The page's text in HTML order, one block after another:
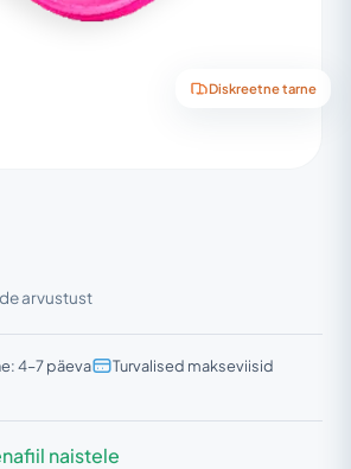
Diskreetne tarne
arvustust
4–7 päeva
Turvalised makseviisid
naistele